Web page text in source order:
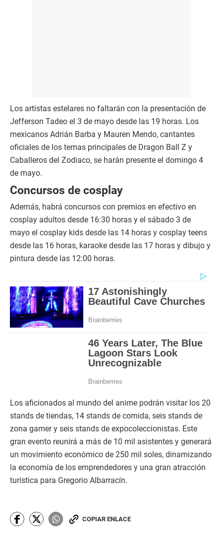
Los artistas estelares no faltarán con la presentación de
Jefferson Tadeo el 3 de mayo desde las 19 horas. Los
mexicanos Adrián Barba y Mauren Mendo, cantantes
oficiales de los temas principales de Dragon Ball Z y
Caballeros del Zodiaco, se harán presente el domingo 4
de mayo.
Concursos de cosplay
Además, habrá concursos con premios en efectivo en
cosplay adultos desde 16:30 horas y el sábado 3 de
mayo el cosplay kids desde las 14 horas y cosplay teens
desde las 16 horas, karaoke desde las 17 horas y dibujo y
pintura desde las 12:00 horas.
Los aficionados al mundo del anime podrán visitar los 20
stands de tiendas, 14 stands de comida, seis stands de
zona gamer y seis stands de expocoleccionistas. Este
gran evento reunirá a más de 10 mil asistentes y generará
un movimiento económico de 250 mil soles, dinamizando
la economía de los emprendedores y una gran atracción
turística para Gregorio Albarracín.
COPIAR ENLACE